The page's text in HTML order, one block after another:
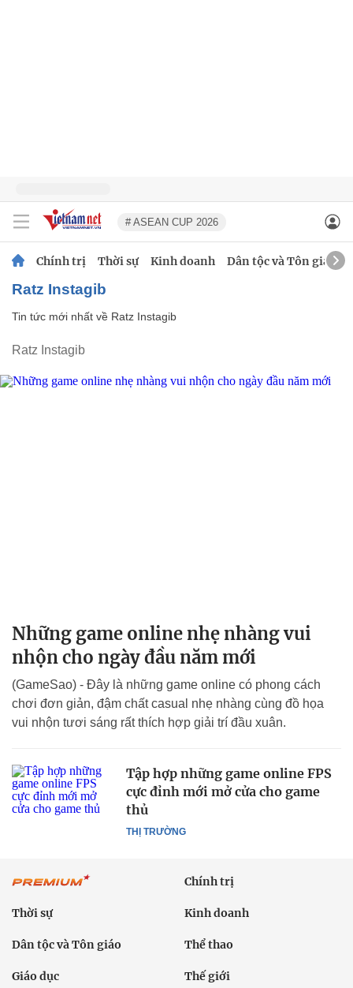
# ASEAN CUP 2026
Chính trị Thời sự Kinh doanh Dân tộc và Tôn giáo
Ratz Instagib
Tin tức mới nhất về Ratz Instagib
Ratz Instagib
Những game online nhẹ nhàng vui
nhộn cho ngày đầu năm mới
(GameSao) - Đây là những game online có phong cách
chơi đơn giản, đậm chất casual nhẹ nhàng cùng đồ họa
vui nhộn tươi sáng rất thích hợp giải trí đầu xuân.
THỊ TRƯỜNG
Tập hợp những game online FPS
cực đỉnh mới mở cửa cho game
thủ
Chính trị
Thời sự Kinh doanh
Dân tộc và Tôn giáo Thể thao
Giáo dục Thế giới